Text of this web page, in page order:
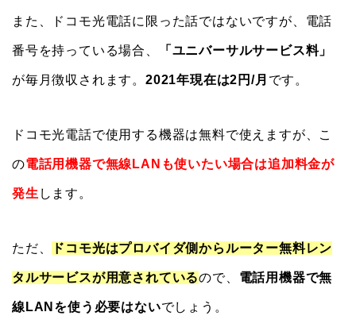
また、ドコモ光電話に限った話ではないですが、電話
番号を持っている場合、 「ユニバーサルサービス料」
が毎月徴収されます。 2021年現在は2円/月 です。
ドコモ光電話で使用する機器は無料で使えますが、こ
の電話用機器で無線LANも使いたい場合は追加料金が
発生 します。
ただ、 ドコモ光はプロバイダ側からルーター無料レン
タルサービスが用意されているので、 電話用機器で無
線LANを使う必要はないでしょう。